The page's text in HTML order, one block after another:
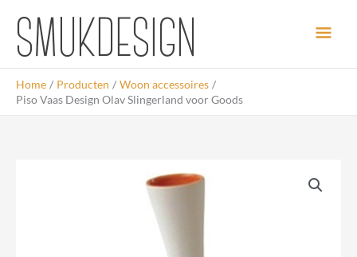
inhoud
Home Producten
Woon accessoires
Piso Vaas Design Olav Slingerland voor Goods